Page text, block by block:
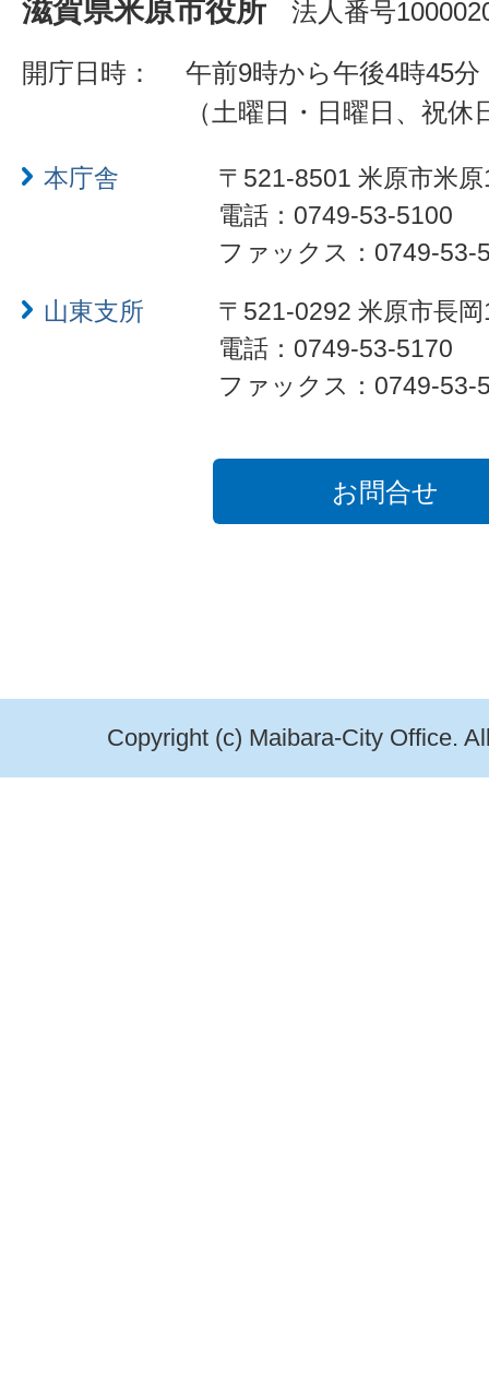
滋賀県米原市役所 法人番号
開庁日時：
午前9時から午後4時45分
（土曜日・日曜日、祝
本庁舎
〒521-8501 米原市米
電話：0749-53-5100
ファックス：0749-53-
山東支所
〒521-0292 米原市長
電話：0749-53-5170
ファックス：0749-53-
お問合せ
Copyright (c) Maibara-City Office.